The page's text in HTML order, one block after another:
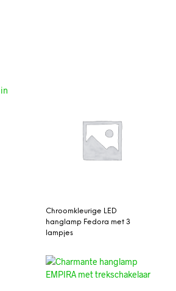
Chroomkleurige LED
hanglamp Fedora met 3
lampjes